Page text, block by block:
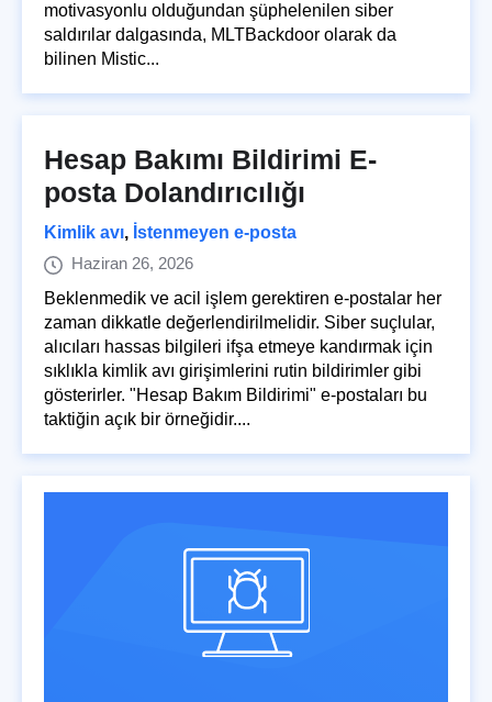
motivasyonlu olduğundan şüphelenilen siber
saldırılar dalgasında, MLTBackdoor olarak da
bilinen Mistic...
Hesap Bakımı Bildirimi E-
posta Dolandırıcılığı
Kimlik avı, İstenmeyen e-posta
Haziran 26, 2026
Beklenmedik ve acil işlem gerektiren e-postalar her
zaman dikkatle değerlendirilmelidir. Siber suçlular,
alıcıları hassas bilgileri ifşa etmeye kandırmak için
sıklıkla kimlik avı girişimlerini rutin bildirimler gibi
gösterirler. "Hesap Bakım Bildirimi" e-postaları bu
taktiğin açık bir örneğidir....